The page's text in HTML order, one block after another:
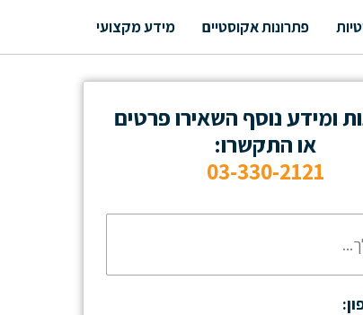
פתרונות אקוסטיים מידע מקצועי
ומידע נוסף השאירו פרטים
או התקשרו:
03-330-2121